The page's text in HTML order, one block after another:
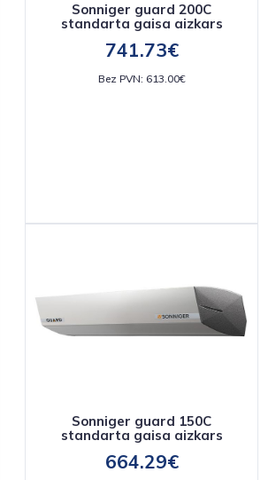
Sonniger guard 200C
standarta gaisa aizkars
741.73€
Bez PVN: 613.00€
Sonniger guard 150C
standarta gaisa aizkars
664.29€